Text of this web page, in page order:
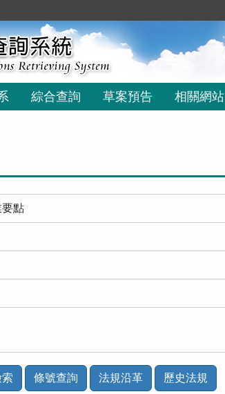
綜合查詢 草案預告 相關網站
點
條號查詢 法規沿革 歷史法規